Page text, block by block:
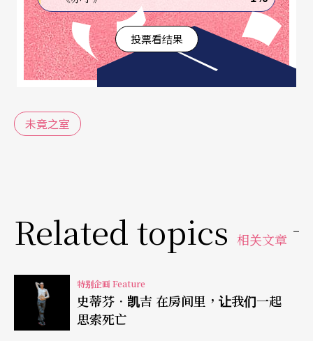
从剩下的六张纸条，再选出三张，选完后丢掉。
剩下的三张，再挑出两张丢掉。
现在只剩下一张，把这张丢掉。
「这就是死亡。」根本一彻说。
「你想过自己的死亡吗？」
投票看结果
未竟之室
Related topics 相关文章
特别企画 Feature
史蒂芬．凯吉 在房间里，让我们一起
思索死亡